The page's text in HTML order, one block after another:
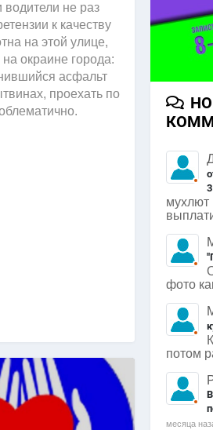
не раз
к качеству
на этой улице,
окраине города:
асфальт
проехать по
мухлют
фото
потом
месяца